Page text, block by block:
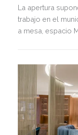
La apertura
trabajo en el
a mesa, espacio